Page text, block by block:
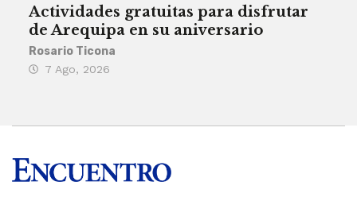
Actividades gratuitas para disfrutar
de Arequipa en su aniversario
Rosario Ticona
7 Ago, 2026